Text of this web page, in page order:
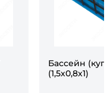
Бассейн
(1,5х0,8х1)